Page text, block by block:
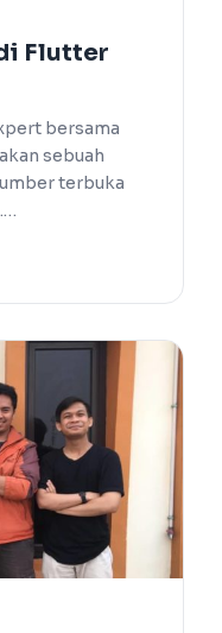
Flutter
bersama
sebuah
terbuka